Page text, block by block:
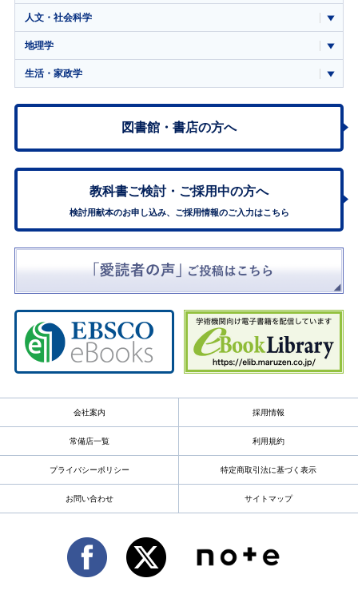
人文・社会科学
地理学
生活・家政学
図書館・書店の方へ
教科書ご検討・ ご採用中の方へ
検討用献本のお申し込み、ご採用情報のご入力はこちら
会社案内 採用情報
常備店一覧 利用規約
プライバシーポリシー 特定商取引法に基づく表示
お問い合わせ サイトマップ